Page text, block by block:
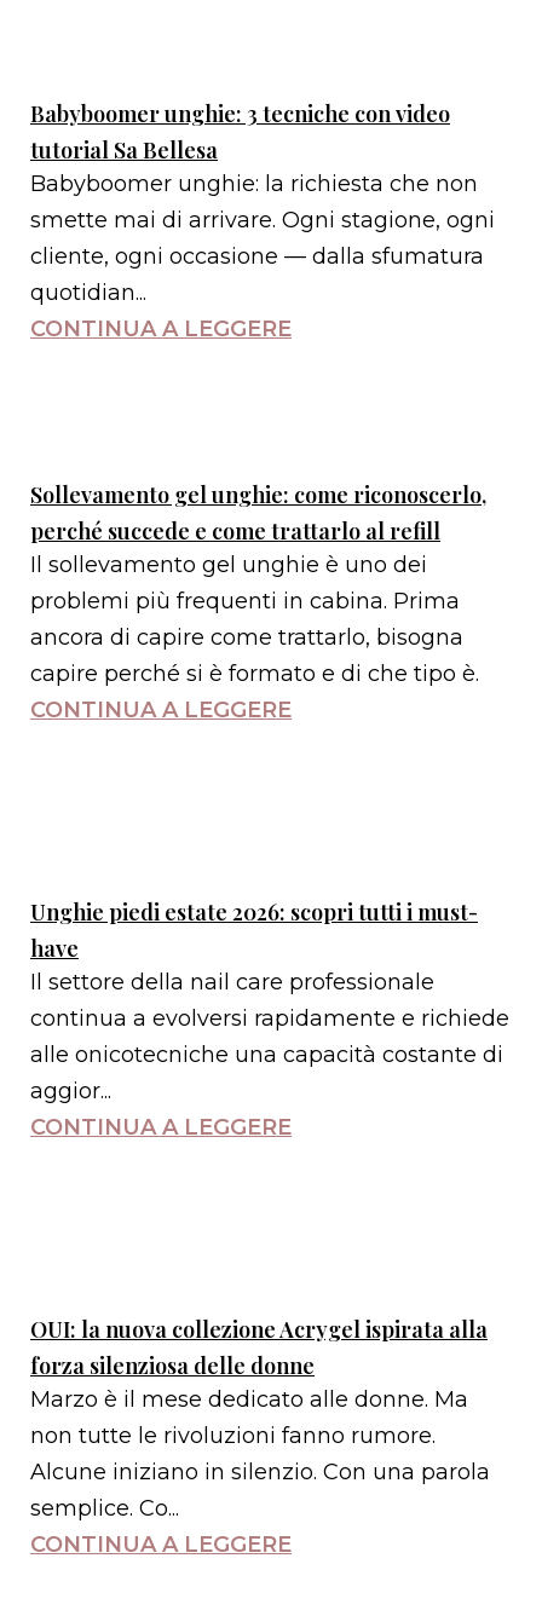
Babyboomer unghie: 3 tecniche con video
tutorial Sa Bellesa
Babyboomer unghie: la richiesta che non
smette mai di arrivare. Ogni stagione, ogni
cliente, ogni occasione — dalla sfumatura
quotidian...
CONTINUA A LEGGERE
Sollevamento gel unghie: come riconoscerlo,
perché succede e come trattarlo al refill
Il sollevamento gel unghie è uno dei
problemi più frequenti in cabina. Prima
ancora di capire come trattarlo, bisogna
capire perché si è formato e di che tipo è.
CONTINUA A LEGGERE
Unghie piedi estate 2026: scopri tutti i must-
have
Il settore della nail care professionale
continua a evolversi rapidamente e richiede
alle onicotecniche una capacità costante di
aggior...
CONTINUA A LEGGERE
OUI: la nuova collezione Acrygel ispirata alla
forza silenziosa delle donne
Marzo è il mese dedicato alle donne. Ma
non tutte le rivoluzioni fanno rumore.
Alcune iniziano in silenzio. Con una parola
semplice. Co...
CONTINUA A LEGGERE